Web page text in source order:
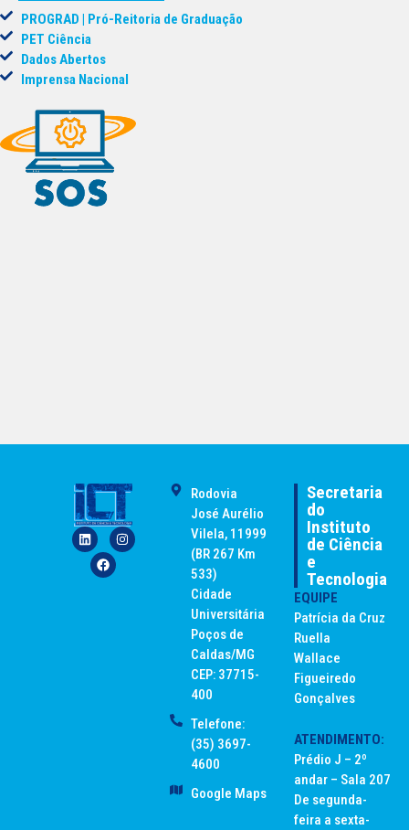
PROGRAD | Pró-Reitoria de Graduação
PET Ciência
Dados Abertos
Imprensa Nacional
Rodovia
José Aurélio
Vilela, 11999
(BR 267 Km
533)
Cidade
Universitária
Poços de
Caldas/MG
CEP: 37715-
400
Telefone:
(35) 3697-
4600
Google Maps
Secretaria
do
Instituto
de Ciência
e
Tecnologia
EQUIPE
Patrícia da Cruz
Ruella
Wallace
Figueiredo
Gonçalves
ATENDIMENTO:
Prédio J – 2º
andar – Sala 207
De segunda-
feira a sexta-